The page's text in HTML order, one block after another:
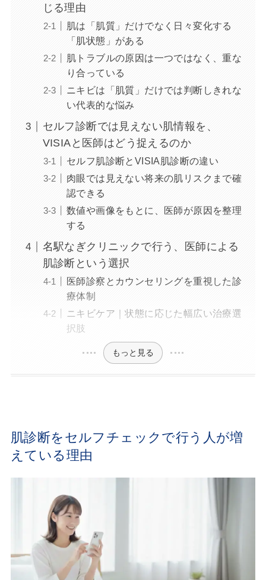
じる理由
肌は「肌質」だけでなく日々変化する
「肌状態」がある
肌トラブルの原因は一つではなく、重な
り合っている
ニキビは「肌質」だけでは判断しきれな
い代表的な悩み
セルフ診断では見えない肌情報を、
VISIAと医師はどう捉えるのか
セルフ肌診断とVISIA肌診断の違い
肉眼では見えない将来の肌リスクまで確
認できる
数値や画像をもとに、医師が原因を整理
する
名駅なぎクリニックで行う、医師による
肌診断という選択
医師診察とカウンセリングを重視した診
療体制
ニキビケア｜状態に応じた幅広い治療選
択肢
もっと見る
肌診断をセルフチェックで行う人が増
えている理由